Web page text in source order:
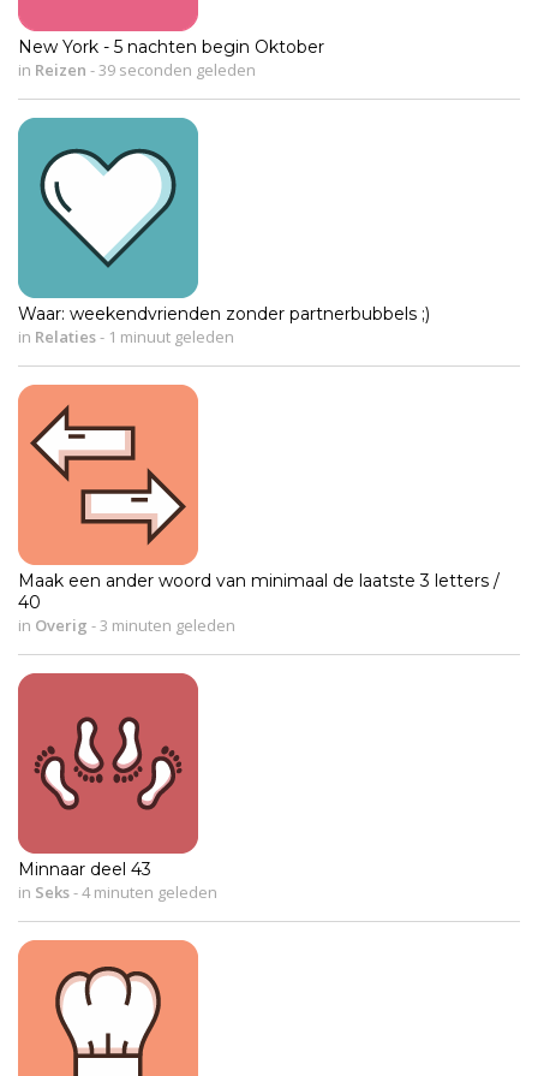
New York - 5 nachten begin Oktober
in Reizen -39 seconden geleden
Waar: weekendvrienden zonder partnerbubbels ;)
in Relaties- 1 minuut geleden
Maak een ander woord van minimaal de laatste 3 letters /
40
in Overig -3 minuten geleden
Minnaar deel 43
in Seks-4 minuten geleden